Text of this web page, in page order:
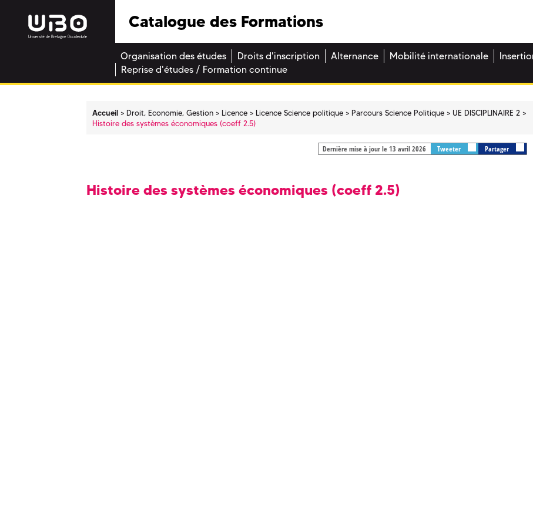
Catalogue des Formations
Organisation des études Droits d'inscription Alternance Mobilité internationale
Reprise d'études / Formation continue
Accueil Droit, Economie, Gestion Licence Licence Science politique Parcours Science Politique
UE DISCIPLINAIRE 2
Histoire des systèmes économiques (coeff 2.5)
Dernière mise à jour le 13 avril 2026 Tweeter Partager
Histoire des systèmes économiques (coeff 2.5)